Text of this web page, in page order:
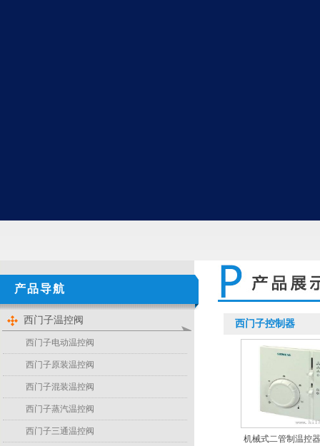
产品导航
西门子温控阀
西门子电动温控阀
西门子原装温控阀
西门子混装温控阀
西门子蒸汽温控阀
西门子三通温控阀
西门子控制器
机械式二管制温控